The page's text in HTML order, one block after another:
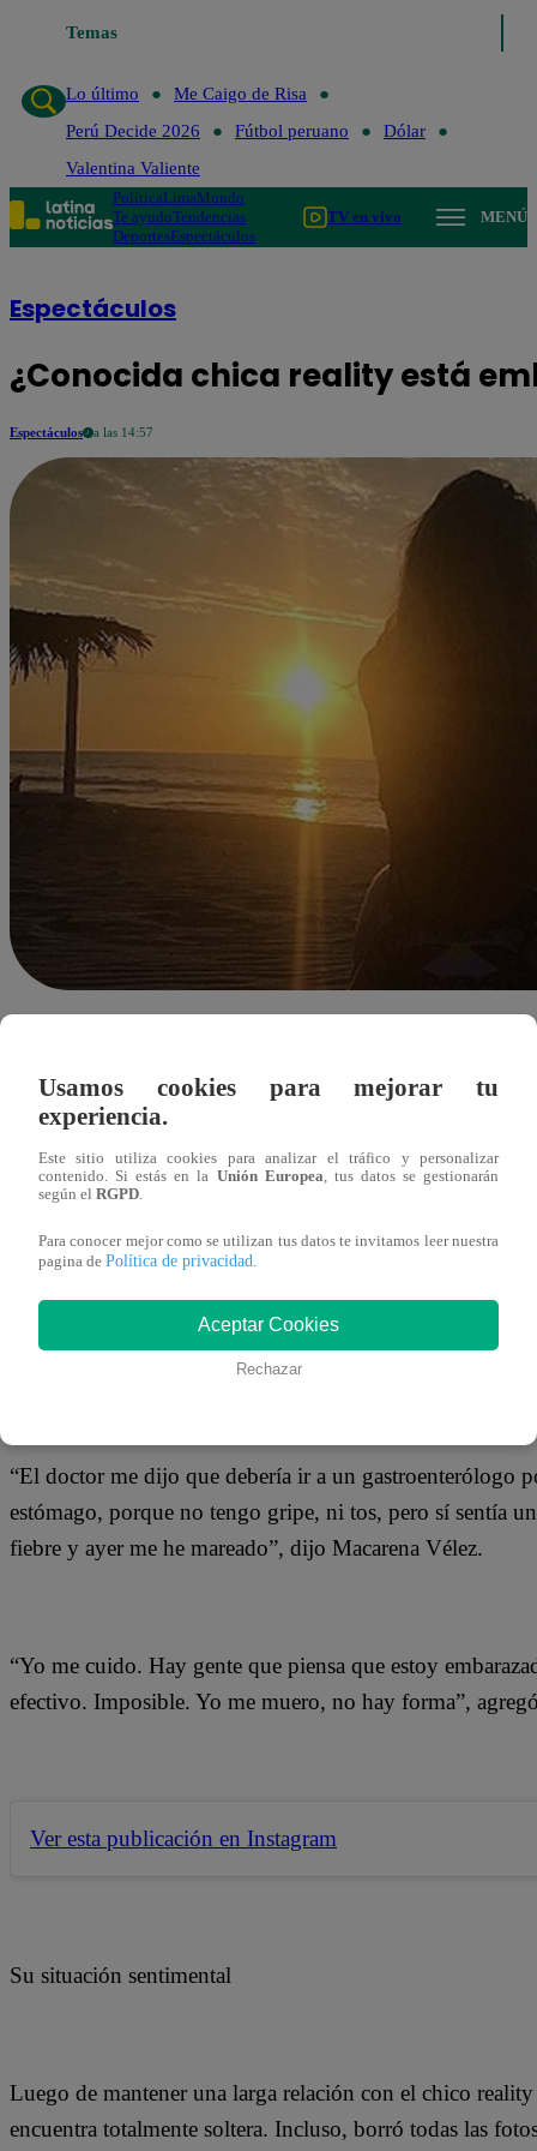
Temas
Lo último
Me Caigo de Risa
Perú Decide 2026
Fútbol peruano
Dólar
Valentina Valiente
PolíticaLimaMundo
Te ayudoTendencias
DeportesEspectáculos
TV en vivo MENÚ
Espectáculos
¿Conocida chica reality está
Espectáculos a las 14:57
Macarena Vélez preocupó a sus miles de seguidores en
Esto despertó una serie de especulaciones sobre su
supuesto embarazo.
Tras las constantes preguntas, la modelo tuvo que salir
por completo encontrarse en la dulce espera.
“El doctor me dijo que debería ir a un gastroenterólogo
estómago, porque no tengo gripe, ni tos, pero sí sentía
fiebre y ayer me he mareado”, dijo Macarena Vélez.
“Yo me cuido. Hay gente que piensa que estoy
efectivo. Imposible. Yo me muero, no hay forma”,
Ver esta publicación en Instagram
Su situación sentimental
Luego de mantener una larga relación con el chico
encuentra totalmente soltera. Incluso, borró todas las
Usamos cookies para mejorar tu
experiencia.
Este sitio utiliza cookies para analizar el tráfico y personalizar
contenido. Si estás en la Unión Europea, tus datos se gestionarán
según el RGPD.
Para conocer mejor como se utilizan tus datos te invitamos leer nuestra
pagina de Política de privacidad.
Aceptar Cookies
Rechazar